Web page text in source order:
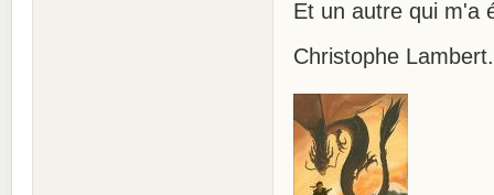
Et un autre qui m'a
Christophe